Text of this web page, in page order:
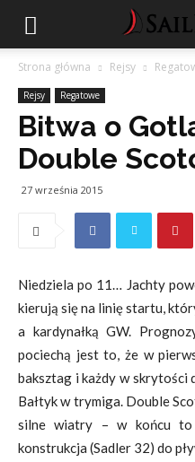
Strona główna Rejsy
Rejsy Regatowe
Bitwa o
Double
27 września 2015
Niedziela po 11… Jachty
kierują się na linię startu,
a kardynałką GW.
pociechą jest to, że w
baksztag i każdy w skrytości
Bałtyk w trymiga. Double
silne wiatry – w końcu to
konstrukcja (Sadler 32) do